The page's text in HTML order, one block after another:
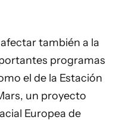
también a la
programas
el de la Estación
un proyecto
Europea de